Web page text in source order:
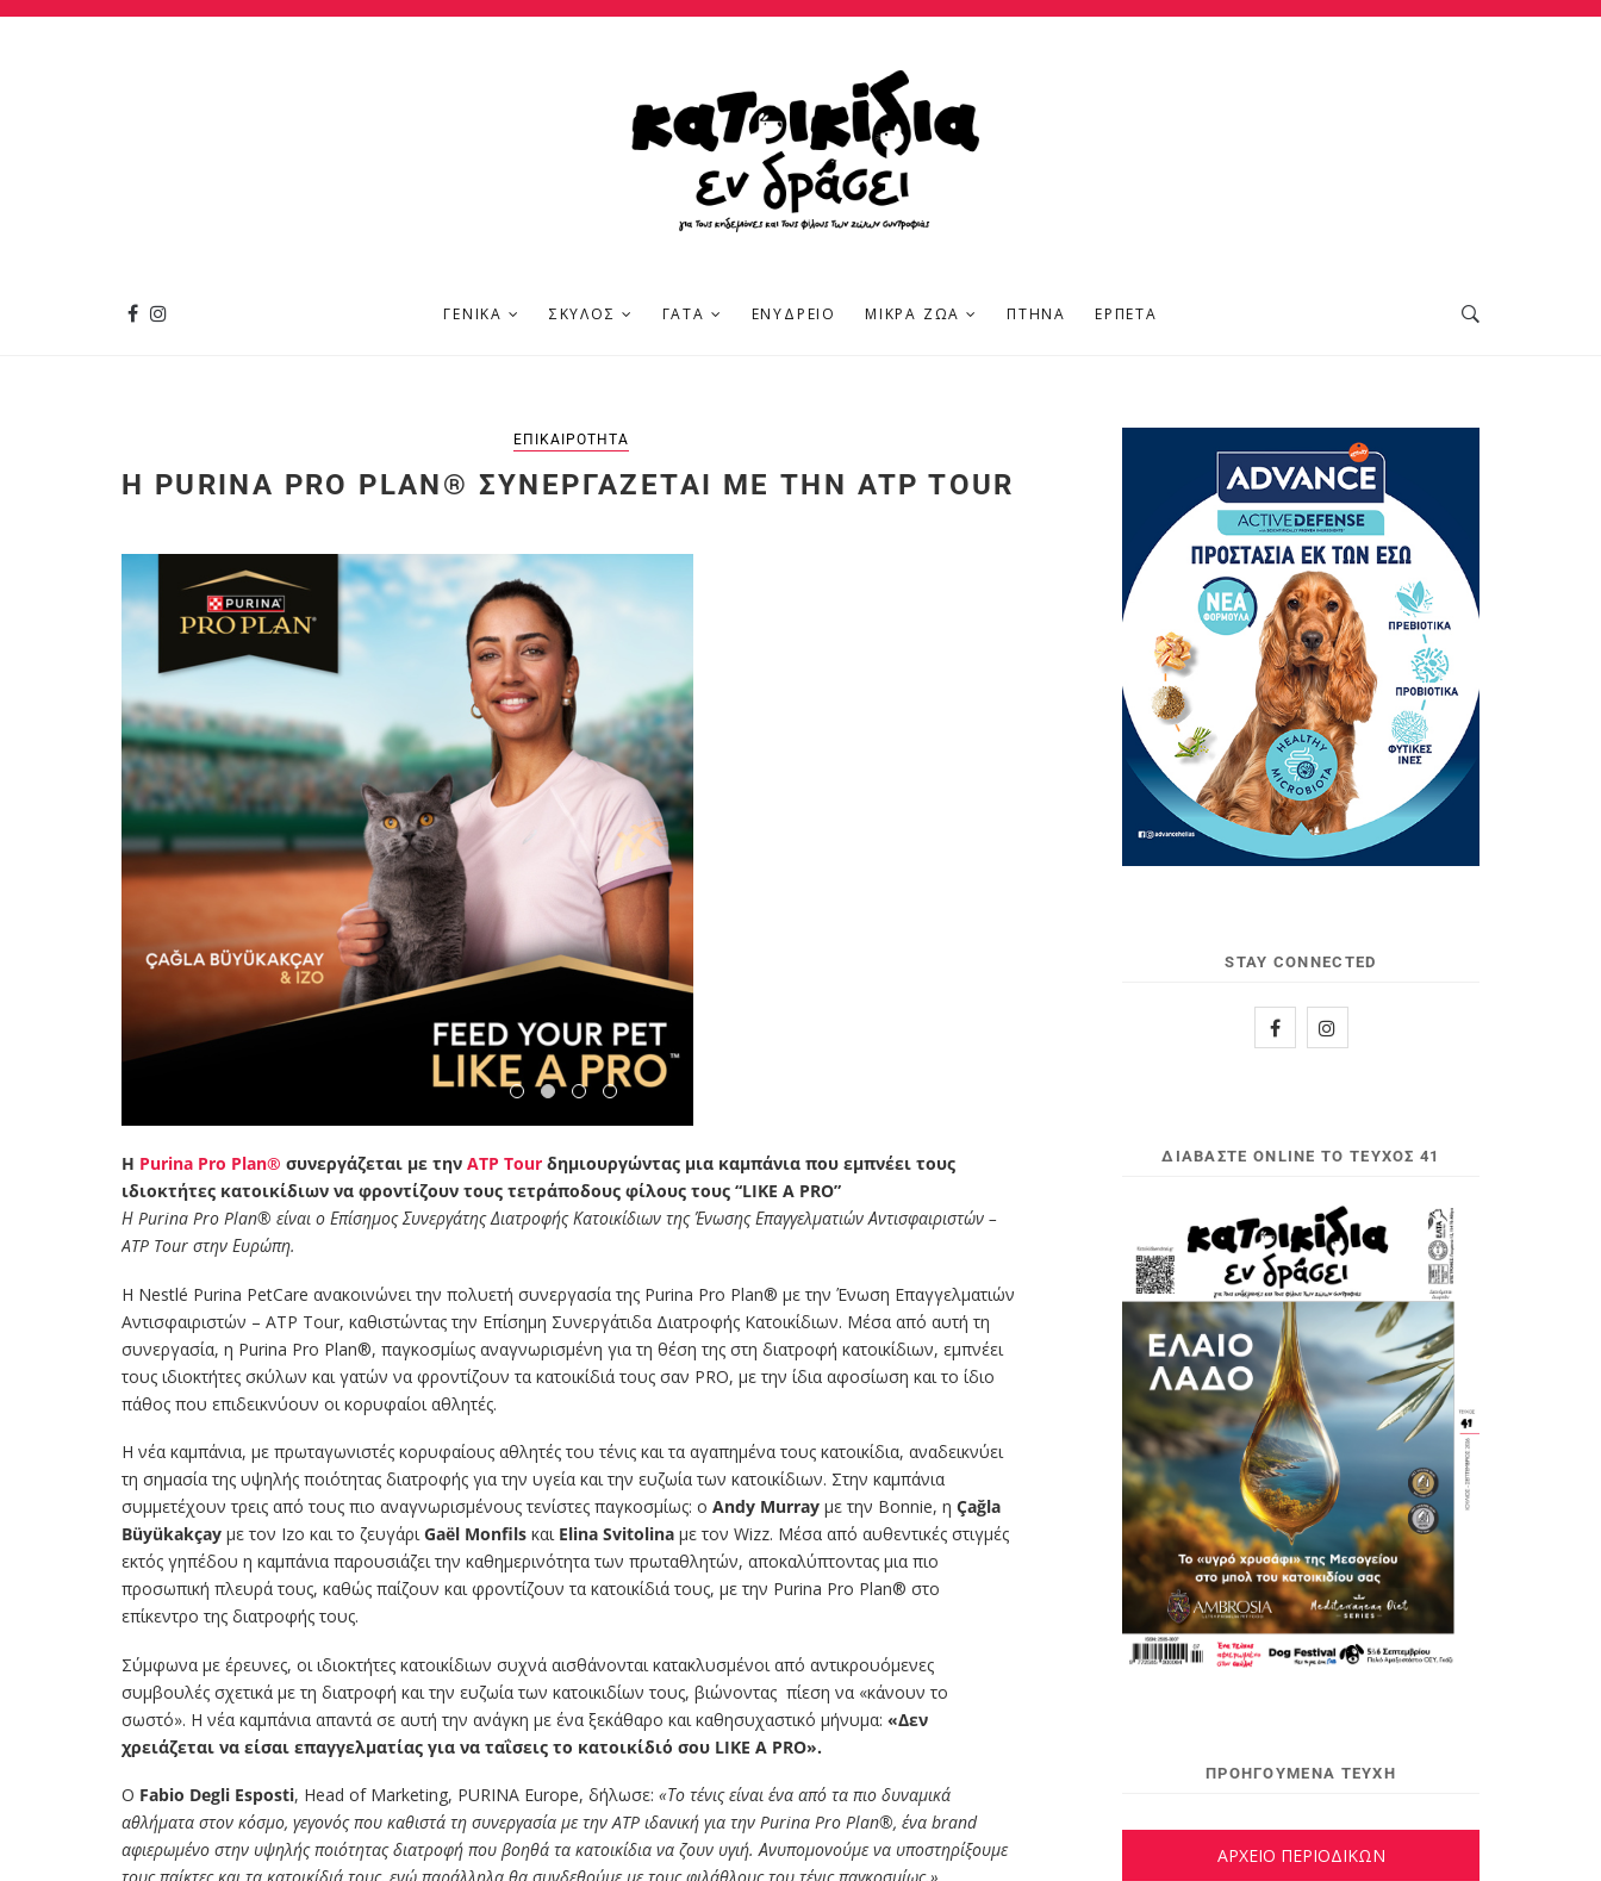
ΓΕΝΙΚΆ ΣΚΎΛΟΣ ΓΆΤΑ ΕΝΥΔΡΕΊΟ ΜΙΚΡΆ ΖΏΑ ΠΤΗΝΆ ΕΡΠΕΤΆ
ΕΠΙΚΑΙΡΌΤΗΤΑ
Η PURINA PRO PLAN® ΣΥΝΕΡΓΆΖΕΤΑΙ ΜΕ ΤΗΝ ATP TOUR
Η Purina Pro Plan® συνεργάζεται με την ATP Tour δημιουργώντας μια καμπάνια που εμπνέει τους
ιδιοκτήτες κατοικίδιων να φροντίζουν τους τετράποδους φίλους τους “LIKE A PRO”
Η Purina Pro Plan® είναι ο Επίσημος Συνεργάτης Διατροφής Κατοικίδιων της Ένωσης Επαγγελματιών Αντισφαιριστών –
ATP Tour στην Ευρώπη.
Η Nestlé Purina PetCare ανακοινώνει την πολυετή συνεργασία της Purina Pro Plan® με την Ένωση Επαγγελματιών
Αντισφαιριστών – ATP Tour, καθιστώντας την Επίσημη Συνεργάτιδα Διατροφής Κατοικίδιων. Μέσα από αυτή τη
συνεργασία, η Purina Pro Plan®, παγκοσμίως αναγνωρισμένη για τη θέση της στη διατροφή κατοικίδιων, εμπνέει
τους ιδιοκτήτες σκύλων και γατών να φροντίζουν τα κατοικίδιά τους σαν PRO, με την ίδια αφοσίωση και το ίδιο
πάθος που επιδεικνύουν οι κορυφαίοι αθλητές.
Η νέα καμπάνια, με πρωταγωνιστές κορυφαίους αθλητές του τένις και τα αγαπημένα τους κατοικίδια, αναδεικνύει
τη σημασία της υψηλής ποιότητας διατροφής για την υγεία και την ευζωία των κατοικίδιων. Στην καμπάνια
συμμετέχουν τρεις από τους πιο αναγνωρισμένους τενίστες παγκοσμίως: ο Andy Murray με την Bonnie, η Çağla
Büyükakçay με τον Izo και το ζευγάριGaël Monfils και Elina Svitolina με τον Wizz. Μέσα από αυθεντικές στιγμές
εκτός γηπέδου η καμπάνια παρουσιάζει την καθημερινότητα των πρωταθλητών, αποκαλύπτοντας μια πιο
προσωπική πλευρά τους, καθώς παίζουν και φροντίζουν τα κατοικίδιά τους, με την Purina Pro Plan® στο
επίκεντρο της διατροφής τους.
Σύμφωνα με έρευνες, οι ιδιοκτήτες κατοικίδιων συχνά αισθάνονται κατακλυσμένοι από αντικρουόμενες
συμβουλές σχετικά με τη διατροφή και την ευζωία των κατοικιδίων τους, βιώνοντας πίεση να «κάνουν το
σωστό». Η νέα καμπάνια απαντά σε αυτή την ανάγκη με ένα ξεκάθαρο και καθησυχαστικό μήνυμα: «Δεν
χρειάζεται να είσαι επαγγελματίας για να ταΐσεις το κατοικίδιό σου LIKE A PRO».
Ο Fabio Degli Esposti, Head of Marketing, PURINA Europe, δήλωσε: «Το τένις είναι ένα από τα πιο δυναμικά
αθλήματα στον κόσμο, γεγονός που καθιστά τη συνεργασία με την ATP ιδανική για την Purina Pro Plan®, ένα brand
αφιερωμένο στην υψηλής ποιότητας διατροφή που βοηθά τα κατοικίδια να ζουν υγιή. Ανυπομονούμε να υποστηρίξουμε
STAY CONNECTED
ΔΙΑΒΆΣΤΕ ONLINE ΤΟ ΤΕΎΧΟΣ 41
ΠΡΟΗΓΟΥΜΕΝΑ ΤΕΥΧΗ
ΑΡΧΕΙΟ ΠΕΡΙΟΔΙΚΩΝ